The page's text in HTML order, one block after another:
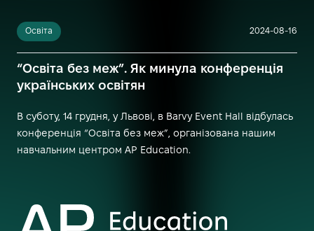
Освіта 2024-08-16
“Освіта без меж”. Як минула конференція
українських освітян
В суботу, 14 грудня, у Львові, в Barvy Event Hall відбулась
конференція “Освіта без меж”, організована нашим
навчальним центром AP Education.